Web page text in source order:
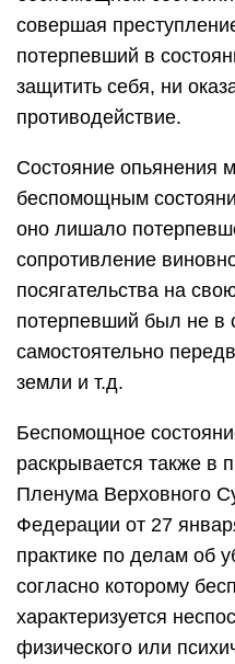
совершая
потерпевший в
защитить себя, ни
противодействие.
Состояние опьянения
беспомощным
оно лишало
сопротивление
посягательства на
потерпевший был не в
самостоятельно
земли и т.д.
Беспомощное
раскрывается также в
Пленума Верховного
Федерации от 27
практике по делам об
согласно которому
характеризуется
физического или